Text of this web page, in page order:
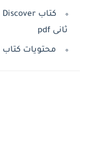
ثانى pdf
محتويات كتاب DISCOVER اولى ابتدائى ترم ثانى